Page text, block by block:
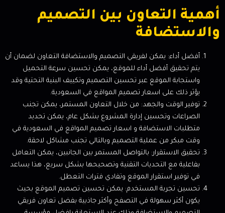
أهمية التعاون بين التصميم
والاستضافة
أفضل أداء: يمكن لفريقي التصميم والاستضافة التعاون لضمان أن
يتم تحقيق أفضل أداء للموقع، يمكن تحسين سرعة التحميل
واستجابة الموقع عبر تحسين التصميم وتكييف البنية التحتية وقد
يؤثر ذلك على اسعار تصميم المواقع في السعودية.
توفير الوقت والجهد: من خلال التعاون المستمر، يمكن تجنب
الصراعات وتحسين إدارة المشروع بشكل عام، يمكن تحديد
متطلبات الاستضافة و اسعار تصميم المواقع في السعودية في
وقت مبكر من عملية التصميم وبالتالي تجنب مشاكل لاحقة.
تحقيق الاستقرار: بالتواصل المستمر بين الجانبين، يمكن التعامل
بفاعلية مع التحديات التقنية وتصحيحها بشكل سريع، هذا يساعد
في توفير استقرار الموقع وتفادي فترات التعطل.
تحسين تجربة المستخدم: يمكن تحسين تصميم الموقع بحيث
يكون أكثر سهولة في التصفح وأكثر جاذبية بفضل تعاون فريقي